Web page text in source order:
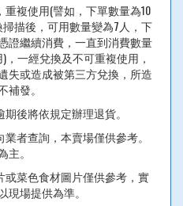
複使用(譬如，下單數量為10
描後，可用數量變為7人，下
證繼續消費，一直到消費數量
一經兌換及不可重複使用，
失或造成被第三方兌換，所造
發。
後將依規定辦理退貨。
者查詢，本賣場僅供參考。
。
或菜色食材圖片僅供參考，實
場提供為準。